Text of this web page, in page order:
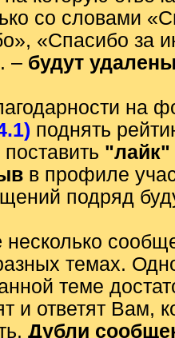
со словами
«Спасибо за
– будут
на
поднять
поставить "лайк"
в профиле
подряд
несколько
темах.
теме
и ответят Вам,
Дубли